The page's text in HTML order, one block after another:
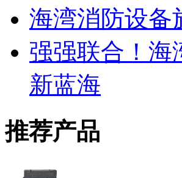
海湾消防设备
强强联合！海
新蓝海
推荐产品